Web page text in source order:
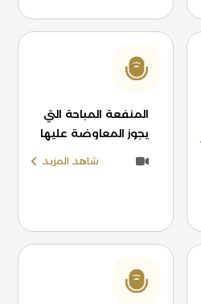
المنفعة المباحة التي
يجوز المعاوضة عليها
شاهد المزيد